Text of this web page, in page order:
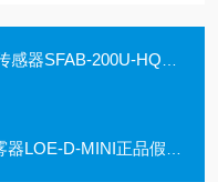
200U-HQ8-2SV-M12正品
D-MINI正品假一赔十